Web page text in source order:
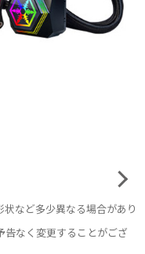
など多少異なる場合があり
なく変更することがござ